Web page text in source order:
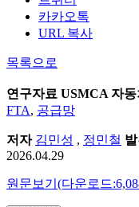
카카오톡
URL 복사
목록으로
연구자료 USMCA 자동
FTA, 공급망
저자 김민성 , 정민철
2026.04.29
원문보기(다운로드